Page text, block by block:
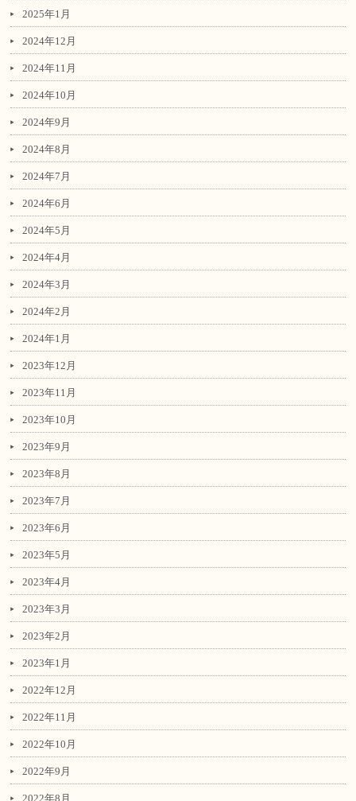
2025年1月
2024年12月
2024年11月
2024年10月
2024年9月
2024年8月
2024年7月
2024年6月
2024年5月
2024年4月
2024年3月
2024年2月
2024年1月
2023年12月
2023年11月
2023年10月
2023年9月
2023年8月
2023年7月
2023年6月
2023年5月
2023年4月
2023年3月
2023年2月
2023年1月
2022年12月
2022年11月
2022年10月
2022年9月
2022年8月